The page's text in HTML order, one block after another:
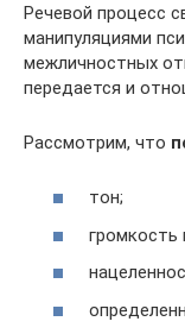
Речевой процесс
манипуляциями
межличностных
передается и
Рассмотрим, что
тон;
громкость